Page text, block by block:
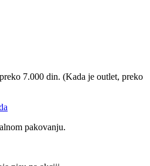
7.000 din. (Kada je outlet, preko
pakovanju.